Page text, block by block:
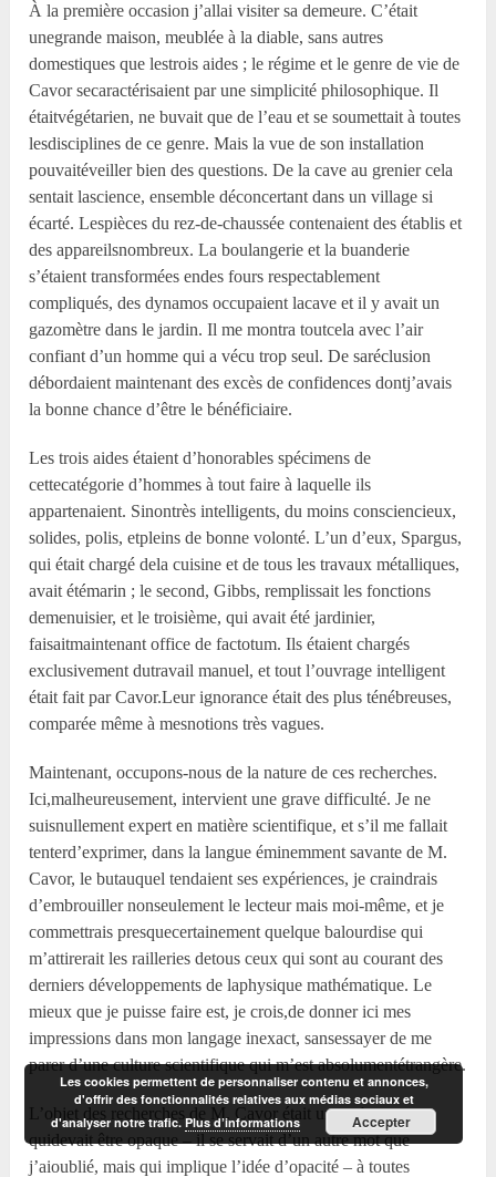
À la première occasion j’allai visiter sa demeure. C’était
unegrande maison, meublée à la diable, sans autres
domestiques que lestrois aides ; le régime et le genre de vie de
Cavor secaractérisaient par une simplicité philosophique. Il
étaitvégétarien, ne buvait que de l’eau et se soumettait à toutes
lesdisciplines de ce genre. Mais la vue de son installation
pouvaitéveiller bien des questions. De la cave au grenier cela
sentait lascience, ensemble déconcertant dans un village si
écarté. Lespièces du rez-de-chaussée contenaient des établis et
des appareilsnombreux. La boulangerie et la buanderie
s’étaient transformées endes fours respectablement
compliqués, des dynamos occupaient lacave et il y avait un
gazomètre dans le jardin. Il me montra toutcela avec l’air
confiant d’un homme qui a vécu trop seul. De saréclusion
débordaient maintenant des excès de confidences dontj’avais
la bonne chance d’être le bénéficiaire.
Les trois aides étaient d’honorables spécimens de
cettecatégorie d’hommes à tout faire à laquelle ils
appartenaient. Sinontrès intelligents, du moins consciencieux,
solides, polis, etpleins de bonne volonté. L’un d’eux, Spargus,
qui était chargé dela cuisine et de tous les travaux métalliques,
avait étémarin ; le second, Gibbs, remplissait les fonctions
demenuisier, et le troisième, qui avait été jardinier,
faisaitmaintenant office de factotum. Ils étaient chargés
exclusivement dutravail manuel, et tout l’ouvrage intelligent
était fait par Cavor.Leur ignorance était des plus ténébreuses,
comparée même à mesnotions très vagues.
Maintenant, occupons-nous de la nature de ces recherches.
Ici,malheureusement, intervient une grave difficulté. Je ne
suisnullement expert en matière scientifique, et s’il me fallait
tenterd’exprimer, dans la langue éminemment savante de M.
Cavor, le butauquel tendaient ses expériences, je craindrais
d’embrouiller nonseulement le lecteur mais moi-même, et je
commettrais presquecertainement quelque balourdise qui
m’attirerait les railleries detous ceux qui sont au courant des
derniers développements de laphysique mathématique. Le
mieux que je puisse faire est, je crois,de donner ici mes
impressions dans mon langage inexact, sansessayer de me
parer d’une culture scientifique qui m’est absolumentétrangère.
L’objet des recherches de M. Cavor était une substance
quidevait être opaque – il se servait d’un autre mot que
j’aioublié, mais qui implique l’idée d’opacité – à toutes
Les cookies permettent de personnaliser contenu et annonces,
d'offrir des fonctionnalités relatives aux médias sociaux et
d'analyser notre trafic.Plus d’informations Accepter